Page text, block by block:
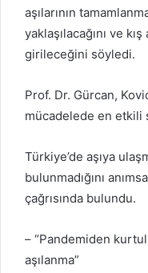
aşılarının
yaklaşılacağını ve
girileceğini söyledi.
Prof. Dr. Gürcan,
mücadelede en etkili
Türkiye’de aşıya
bulunmadığını
çağrısında bulundu.
– “Pandemiden
aşılanma”